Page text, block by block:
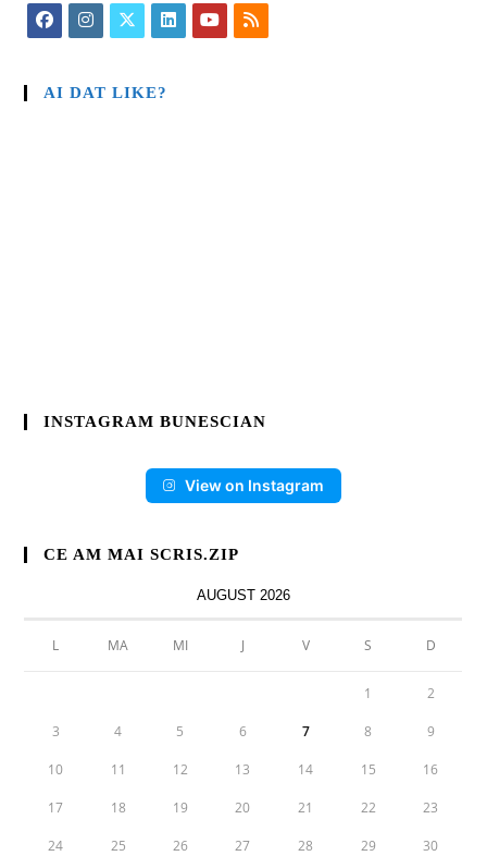
AI DAT LIKE?
INSTAGRAM BUNESCIAN
View on Instagram
CE AM MAI SCRIS.ZIP
AUGUST 2026
L MA MI J V S D
1 2
3 4 5 6 7 8 9
10 11 12 13 14 15 16
17 18 19 20 21 22 23
24 25 26 27 28 29 30